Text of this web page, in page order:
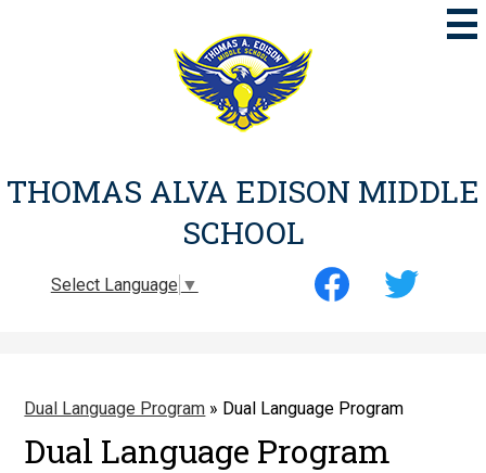
to
main
content
THOMAS ALVA EDISON MIDDLE
SCHOOL
Select Language ▼
Social
Media
Dual Language Program » Dual Language Program
Dual Language Program